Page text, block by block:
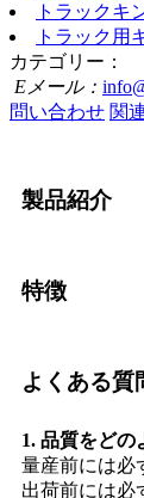
トラックキ
トラック用
カテゴリー：
Eメール：
問い合わせ 関
製品紹介
特徴
よくある質
1. 品質をどの
量産前には必
出荷前には必